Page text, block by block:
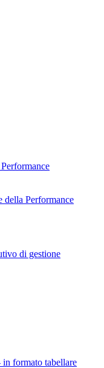
della Performance
di gestione
formato tabellare